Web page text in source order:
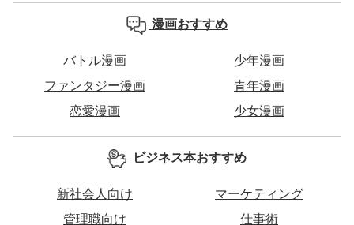
漫画おすすめ
バトル漫画
少年漫画
ファンタジー漫画
青年漫画
恋愛漫画
少女漫画
ビジネス本おすすめ
新社会人向け
マーケティング
管理職向け
仕事術